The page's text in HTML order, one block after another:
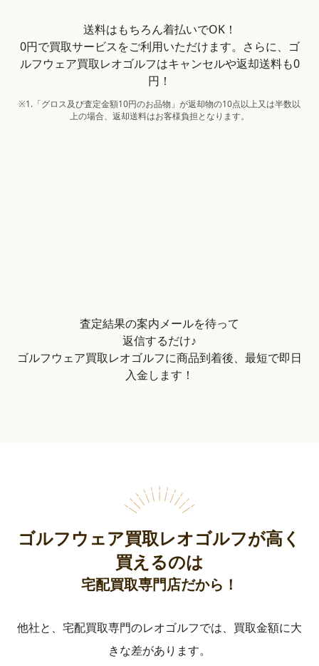
送料はもちろん着払いでOK！
0円で買取サービスをご利用いただけます。さらに、ゴ
ルフウェア買取レオゴルフはキャンセルや返却送料も0
円！
※1.「グロス及び査定金額10円のお品物」が返却物の10点以上又は半数以
上の場合、返却送料はお客様負担となります。
査定結果の案内メールを待って
返信するだけ♪
ゴルフウェア買取レオゴルフに商品到着後、最短で即日
入金します！
ゴルフウェア買取レオゴルフが高く
買えるのは
宅配買取専門店だから！
他社と、宅配買取専門のレオゴルフでは、買取金額に大
きな差があります。